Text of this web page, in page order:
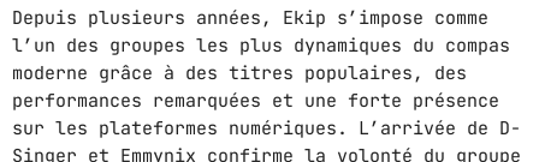
3 GIMS - MONICA
GIMS - MONICA
FULL TRACKLIST
Depuis plusieurs années, Ekip s’impose comme
l’un des groupes les plus dynamiques du compas
moderne grâce à des titres populaires, des
performances remarquées et une forte présence
sur les plateformes numériques. L’arrivée de D-
Singer et Emmynix confirme la volonté du groupe